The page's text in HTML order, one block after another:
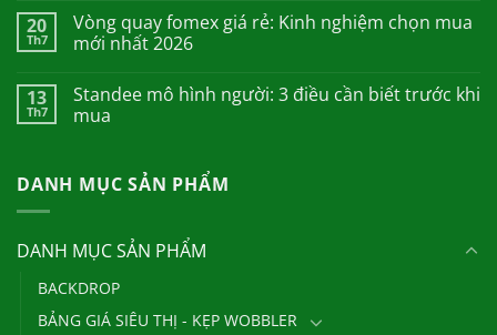
20
Th7
Vòng quay fomex giá rẻ: Kinh nghiệm chọn mua
mới nhất 2026
13
Th7
Standee mô hình người: 3 điều cần biết trước khi
mua
DANH MỤC SẢN PHẨM
DANH MỤC SẢN PHẨM
BACKDROP
BẢNG GIÁ SIÊU THỊ - KẸP WOBBLER